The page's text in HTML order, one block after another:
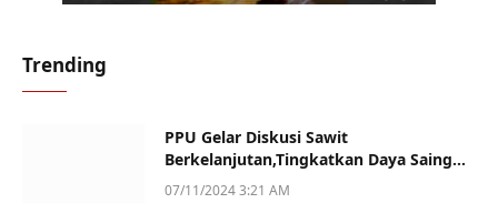
Trending
PPU Gelar Diskusi Sawit
Berkelanjutan,Tingkatkan Daya Saing
dan Kualitas
07/11/2024 3:21 AM